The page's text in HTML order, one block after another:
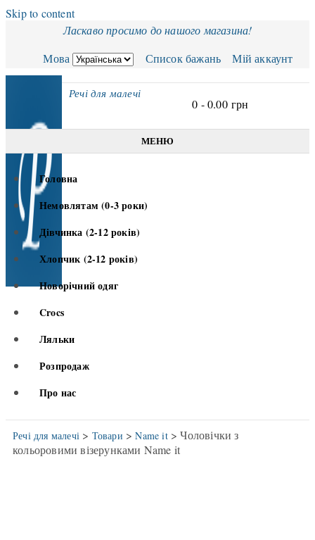
Skip to content
Ласкаво просимо до нашого магазина!
Мова
Список бажань Мій аккаунт
Речі для малечі
0 -0.00 грн
МЕНЮ
Головна
Немовлятам (0-3 роки)
Дівчинка (2-12 років)
Хлопчик (2-12 років)
Новорічний одяг
Crocs
Ляльки
Розпродаж
Про нас
Речі для малечі > Товари >Name it> Чоловічки з
кольоровими візерунками Name it